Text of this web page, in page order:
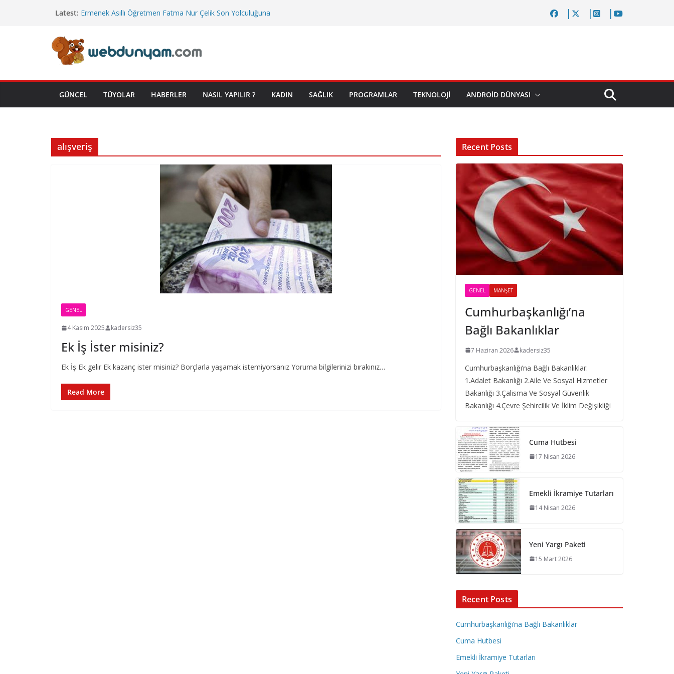
Latest: Ermenek Asıllı Öğretmen Fatma Nur Çelik Son Yolculuğuna
Cuma Hutbesi
Emekli İkramiye Tutarları
Yeni Yargı Paketi
GÜNCEL TÜYOLAR HABERLER NASIL YAPILIR ? KADIN SAĞLIK PROGRAMLAR TEKNOLOJI ANDROID DÜNYASI
alışveriş
GENEL
4 Kasım 2025 kadersiz35
Ek İş İster misiniz?
Ek İş Ek gelir Ek kazanç ister misiniz? Borçlarla yaşamak istemiyorsanız Yoruma bilgilerinizi bırakınız…
Read More
Recent Posts
GENEL MANŞET
Cumhurbaşkanlığı’na
Bağlı Bakanlıklar
7 Haziran 2026 kadersiz35
Cumhurbaşkanlığı’na Bağlı Bakanlıklar:
1.Adalet Bakanlığı 2.Aile Ve Sosyal Hizmetler
Bakanlığı 3.Çalisma Ve Sosyal Güvenlik
Bakanlığı 4.Çevre Şehircilik Ve İklim Değişikliği
Cuma Hutbesi
17 Nisan 2026
Emekli İkramiye Tutarları
14 Nisan 2026
Yeni Yargı Paketi
15 Mart 2026
Recent Posts
Cumhurbaşkanlığı’na Bağlı Bakanlıklar
Cuma Hutbesi
Emekli İkramiye Tutarları